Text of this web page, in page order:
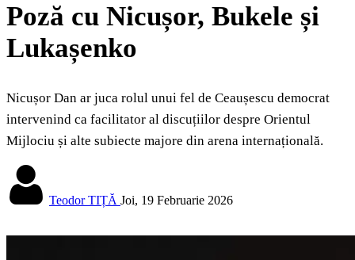
Poză cu Nicușor, Bukele și
Lukașenko
Nicușor Dan ar juca rolul unui fel de Ceaușescu democrat
intervenind ca facilitator al discuțiilor despre Orientul
Mijlociu și alte subiecte majore din arena internațională.
Teodor TIȚĂ Joi, 19 Februarie 2026